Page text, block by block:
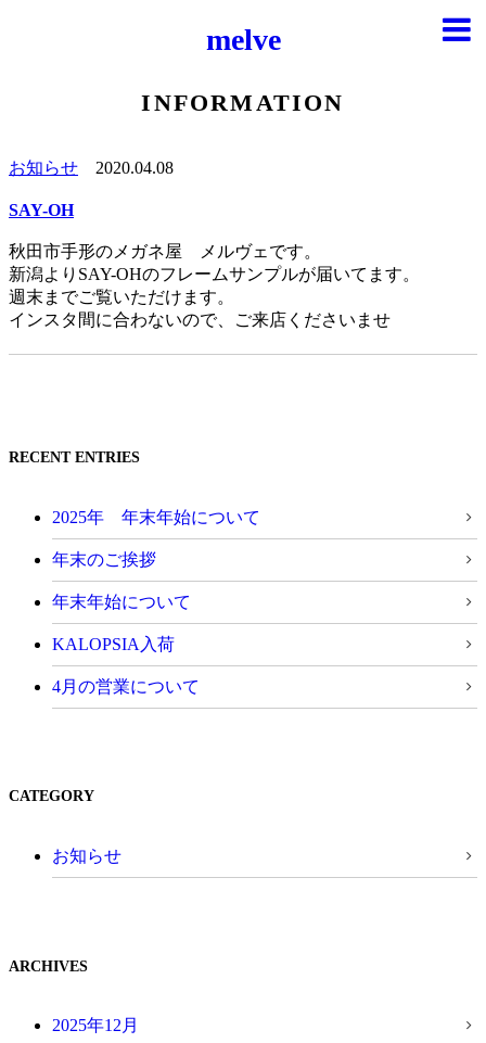
melve
INFORMATION
お知らせ 2020.04.08
SAY-OH
秋田市手形のメガネ屋 メルヴェです。
新潟よりSAY-OHのフレームサンプルが届いてます。
週末までご覧いただけます。
インスタ間に合わないので、ご来店くださいませ
RECENT ENTRIES
2025年 年末年始について
年末のご挨拶
年末年始について
KALOPSIA入荷
4月の営業について
CATEGORY
お知らせ
ARCHIVES
2025年12月